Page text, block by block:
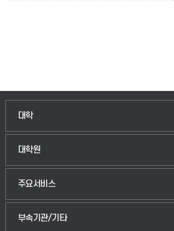
대학
대학원
주요서비스
부속기관/기타